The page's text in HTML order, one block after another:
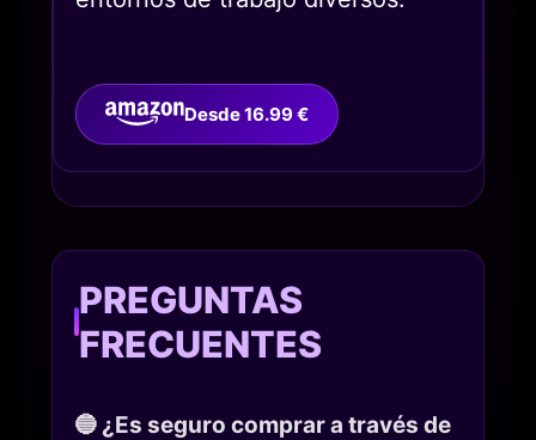
Desde 16.99 €
PREGUNTAS
FRECUENTES
🔵 ¿Es seguro comprar a través de